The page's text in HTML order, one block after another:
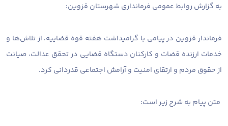
به گزارش روابط عمومی فرمانداری شهرستان قزوین:
فرماندار قزوین در پیامی با گرامیداشت هفته قوه قضاییه، از تلاش‌ها و
خدمات ارزنده قضات و کارکنان دستگاه قضایی در تحقق عدالت، صیانت
از حقوق مردم و ارتقای امنیت و آرامش اجتماعی قدردانی کرد.
متن پیام به شرح زیر است: